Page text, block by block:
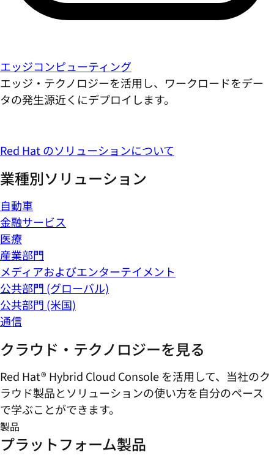
エッジコンピューティング
エッジ・テクノロジーを活用し、ワークロードをデー
タの発生源近くにデプロイします。
Red Hat のソリューションについて
業種別ソリューション
自動車
金融サービス
医療
産業部門
メディアおよびエンターテイメント
公共部門 (グローバル)
公共部門 (米国)
通信
クラウド・テクノロジーを見る
Red Hat® Hybrid Cloud Console を活用して、当社のク
ラウド製品とソリューションの使い方を自分のペース
で学ぶことができます。
製品
プラットフォーム製品